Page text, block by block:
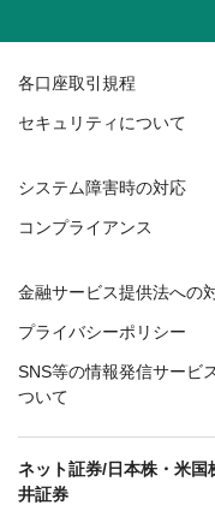
各口座取引規程
セキュリティについて
システム障害時の対応
コンプライアンス
金融サービス提供法への
プライバシーポリシー
SNS等の情報発信サービ
ついて
ネット証券/日本株・米
井証券